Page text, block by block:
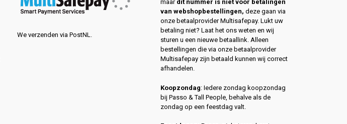
We verzenden via PostNL.
maardit nummer is niet voor betalingen
van webshopbestellingen, deze gaan via
onze betaalprovider Multisafepay. Lukt uw
betaling niet? Laat het ons weten en wij
sturen u een nieuwe betaallink. Alleen
bestellingen die via onze betaalprovider
Multisafepay zijn betaald kunnen wij correct
afhandelen.
Koopzondag: Iedere zondag koopzondag
bij Passo & Tall People, behalve als de
zondag op een feestdag valt.